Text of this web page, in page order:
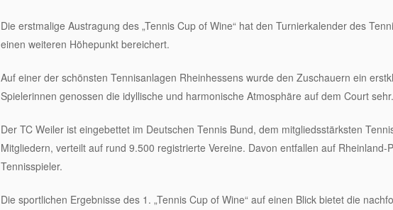
Die erstmalige Austragung des „Tennis Cup of Wine“ hat den Turnierkalender des
einen weiteren Höhepunkt bereichert.
Auf einer der schönsten Tennisanlagen Rheinhessens wurde den Zuschauern ein
Spielerinnen genossen die idyllische und harmonische Atmosphäre auf dem Court sehr.
Der TC Weiler ist eingebettet im Deutschen Tennis Bund, dem mitgliedsstärksten
Mitgliedern, verteilt auf rund 9.500 registrierte Vereine. Davon entfallen auf
Tennisspieler.
Die sportlichen Ergebnisse des 1. „Tennis Cup of Wine“ auf einen Blick bietet die